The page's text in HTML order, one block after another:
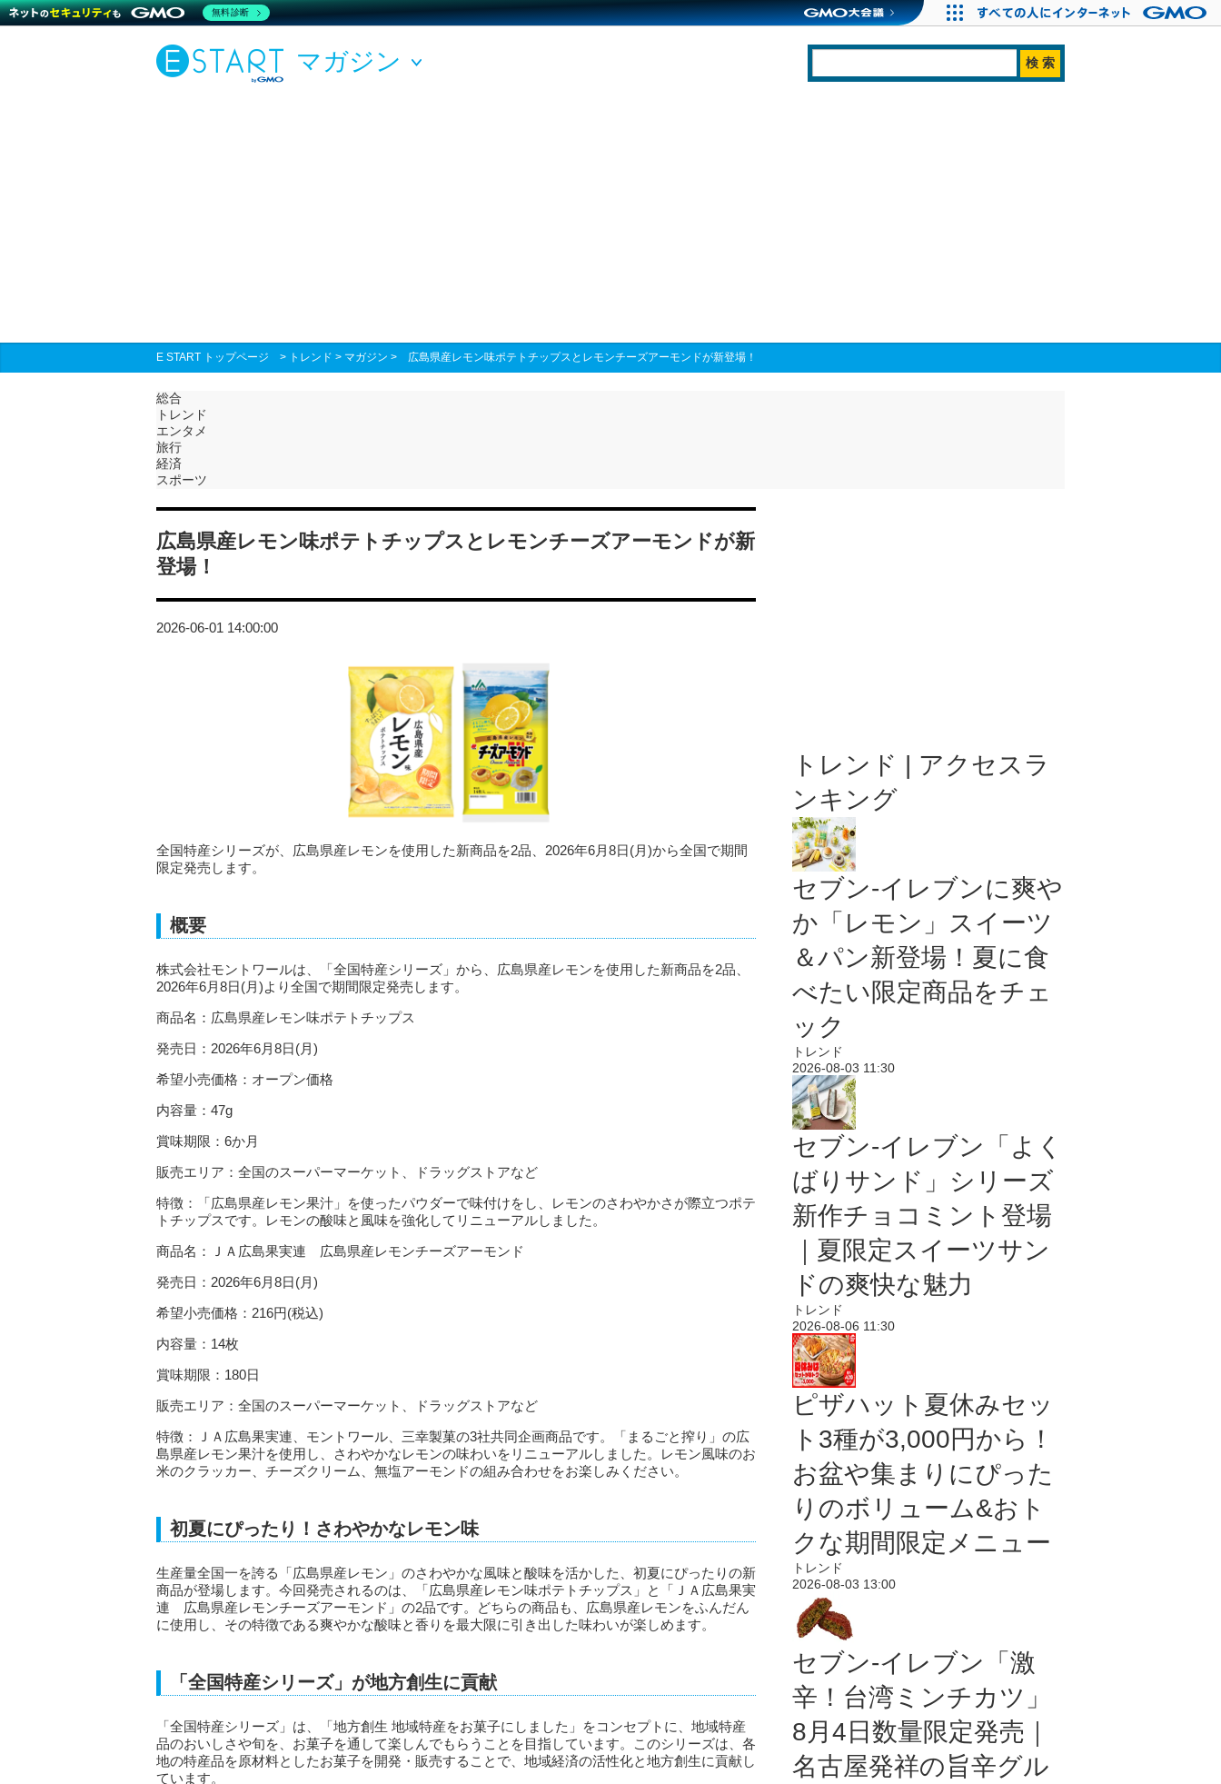
マガジン
E START トップページ > トレンド > マガジン > 広島県産レモン味ポテトチップスとレモンチーズアーモンドが新登場！
総合
トレンド
エンタメ
旅行
経済
スポーツ
広島県産レモン味ポテトチップスとレモンチーズアーモンドが新
登場！
2026-06-01 14:00:00
全国特産シリーズが、広島県産レモンを使用した新商品を2品、2026年6月8日(月)から全国で期間
限定発売します。
概要
株式会社モントワールは、「全国特産シリーズ」から、広島県産レモンを使用した新商品を2品、
2026年6月8日(月)より全国で期間限定発売します。
商品名：広島県産レモン味ポテトチップス
発売日：2026年6月8日(月)
希望小売価格：オープン価格
内容量：47g
賞味期限：6か月
販売エリア：全国のスーパーマーケット、ドラッグストアなど
特徴：「広島県産レモン果汁」を使ったパウダーで味付けをし、レモンのさわやかさが際立つポテ
トチップスです。レモンの酸味と風味を強化してリニューアルしました。
商品名：ＪＡ広島果実連 広島県産レモンチーズアーモンド
発売日：2026年6月8日(月)
希望小売価格：216円(税込)
内容量：14枚
賞味期限：180日
販売エリア：全国のスーパーマーケット、ドラッグストアなど
特徴：ＪＡ広島果実連、モントワール、三幸製菓の3社共同企画商品です。「まるごと搾り」の広
島県産レモン果汁を使用し、さわやかなレモンの味わいをリニューアルしました。レモン風味のお
米のクラッカー、チーズクリーム、無塩アーモンドの組み合わせをお楽しみください。
初夏にぴったり！さわやかなレモン味
生産量全国一を誇る「広島県産レモン」のさわやかな風味と酸味を活かした、初夏にぴったりの新
商品が登場します。今回発売されるのは、「広島県産レモン味ポテトチップス」と「ＪＡ広島果実
連 広島県産レモンチーズアーモンド」の2品です。どちらの商品も、広島県産レモンをふんだん
に使用し、その特徴である爽やかな酸味と香りを最大限に引き出した味わいが楽しめます。
「全国特産シリーズ」が地方創生に貢献
「全国特産シリーズ」は、「地方創生 地域特産をお菓子にしました」をコンセプトに、地域特産
品のおいしさや旬を、お菓子を通して楽しんでもらうことを目指しています。このシリーズは、各
地の特産品を原材料としたお菓子を開発・販売することで、地域経済の活性化と地方創生に貢献し
ています。
トレンド | アクセスラ
ンキング
セブン‐イレブンに爽や
か「レモン」スイーツ
＆パン新登場！夏に食
べたい限定商品をチェ
ック
トレンド
2026-08-03 11:30
セブン‐イレブン「よく
ばりサンド」シリーズ
新作チョコミント登場
｜夏限定スイーツサン
ドの爽快な魅力
トレンド
2026-08-06 11:30
ピザハット夏休みセッ
ト3種が3,000円から！
お盆や集まりにぴった
りのボリューム&おト
クな期間限定メニュー
トレンド
2026-08-03 13:00
セブン-イレブン「激
辛！台湾ミンチカツ」
8月4日数量限定発売｜
名古屋発祥の旨辛グル
無料診断